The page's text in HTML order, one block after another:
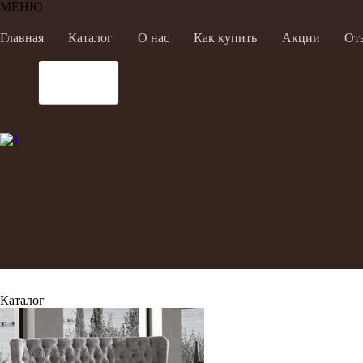
МЕНЮ
Главная Каталог О нас Как купить Акции
Каталог